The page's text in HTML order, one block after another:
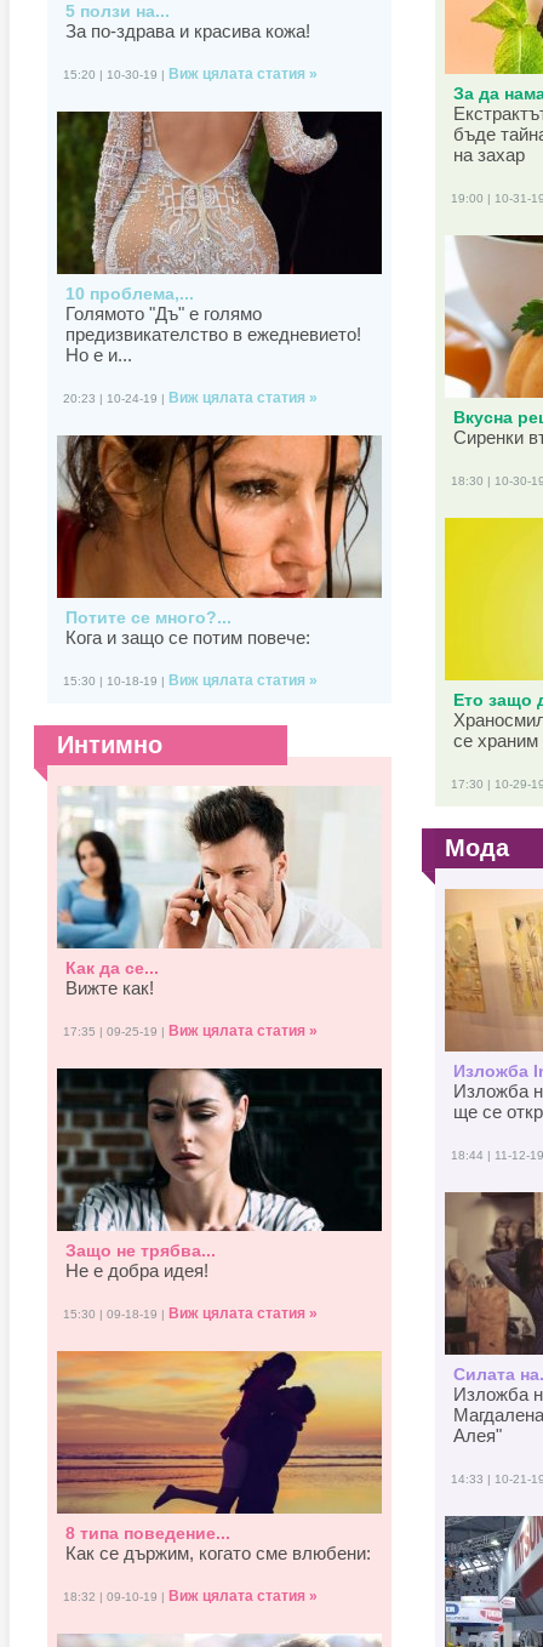
5 ползи на...
За по-здрава и красива кожа!
15:20 | 10-30-19 | Виж цялата статия »
10 проблема,...
Голямото "Дъ" е голямо
предизвикателство в ежедневието!
Но е и...
20:23 | 10-24-19 | Виж цялата статия »
Потите се много?...
Кога и защо се потим повече:
15:30 | 10-18-19 | Виж цялата статия »
Интимно
Как да се...
Вижте как!
17:35 | 09-25-19 | Виж цялата статия »
Защо не трябва...
Не е добра идея!
15:30 | 09-18-19 | Виж цялата статия »
8 типа поведение...
Как се държим, когато смe влюбени:
18:32 | 09-10-19 | Виж цялата статия »
За да
бъде
на захар
19:00 | 10-31-
Вкусна
Сиренки
18:30 | 10-30-
Ето защо
се храним
17:30 | 10-29-
Мода
Изложба
Изложба
ще се
18:44 | 11-12-
Силата
Изложба
Алея"
14:33 | 10-21-